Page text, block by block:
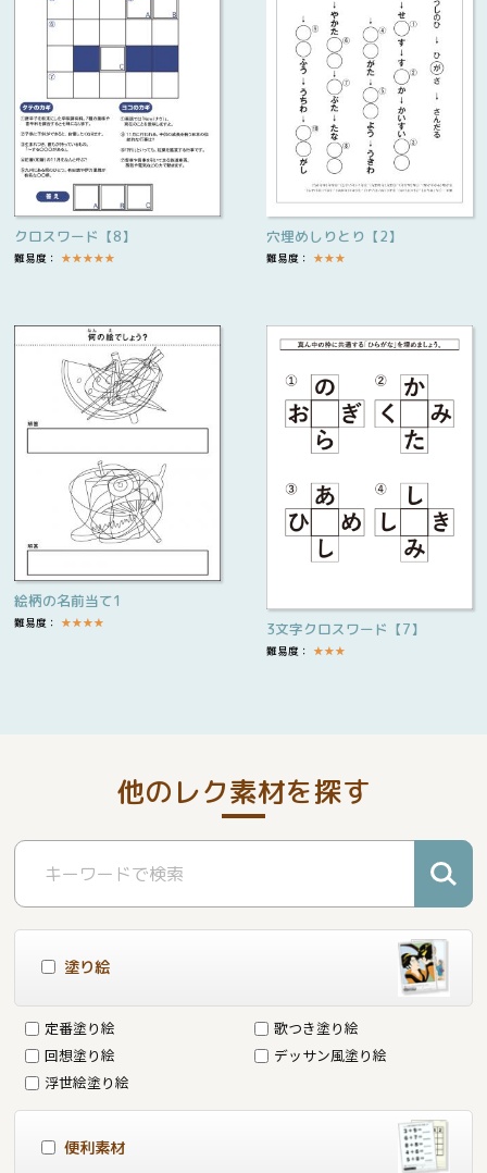
クロスワード【8】
難易度： ★★★★★
穴埋めしりとり【2】
難易度： ★★★
絵柄の名前当て1
難易度： ★★★★ 3文字クロスワード【7】
難易度： ★★★
他のレク素材を探す
塗り絵
定番塗り絵
歌つき塗り絵
回想塗り絵
デッサン風塗り絵
浮世絵塗り絵
便利素材